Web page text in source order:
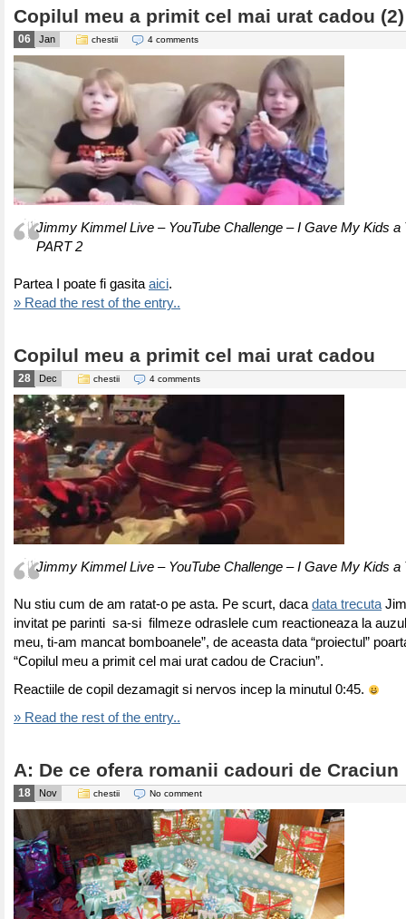
Copilul meu a primit cel mai urat cadou (2)
06 Jan chestii 4 comments
Jimmy Kimmel Live – YouTube Challenge – I Gave My Kids a
PART 2
Partea I poate fi gasita aici.
» Read the rest of the entry..
Copilul meu a primit cel mai urat cadou
28 Dec chestii 4 comments
Jimmy Kimmel Live – YouTube Challenge – I Gave My Kids a
Nu stiu cum de am ratat-o pe asta. Pe scurt, daca data trecuta
invitat pe parinti sa-si filmeze odraslele cum reactioneaza la
meu, ti-am mancat bomboanele”, de aceasta data “proiectul”
“Copilul meu a primit cel mai urat cadou de Craciun”.
Reactiile de copil dezamagit si nervos incep la minutul 0:45.
» Read the rest of the entry..
A: De ce ofera romanii cadouri de Craciun
18 Nov chestii No comment